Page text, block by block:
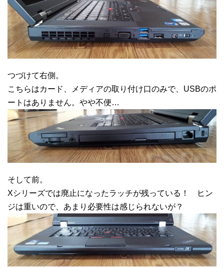
つづけて右側。
こちらはカード、メディアの取り付け口のみで、USBのポ
ートはありません。やや不便…
そして前。
Xシリーズでは廃止になったラッチが残っている！ ヒン
ジは重いので、あまり必要性は感じられないが？